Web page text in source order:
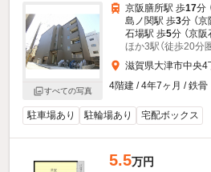
すべての写真
京阪膳所駅 歩17分
島ノ関駅 歩3分 （京
石場駅 歩5分 （京阪
ほか3駅（徒歩20分
滋賀県大津市中央4
4階建 / 4年7ヶ月 / 鉄骨
駐車場あり 駐輪場あり 宅配ボックス
5.5万円